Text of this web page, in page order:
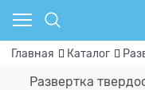
Главная Каталог
Развертка